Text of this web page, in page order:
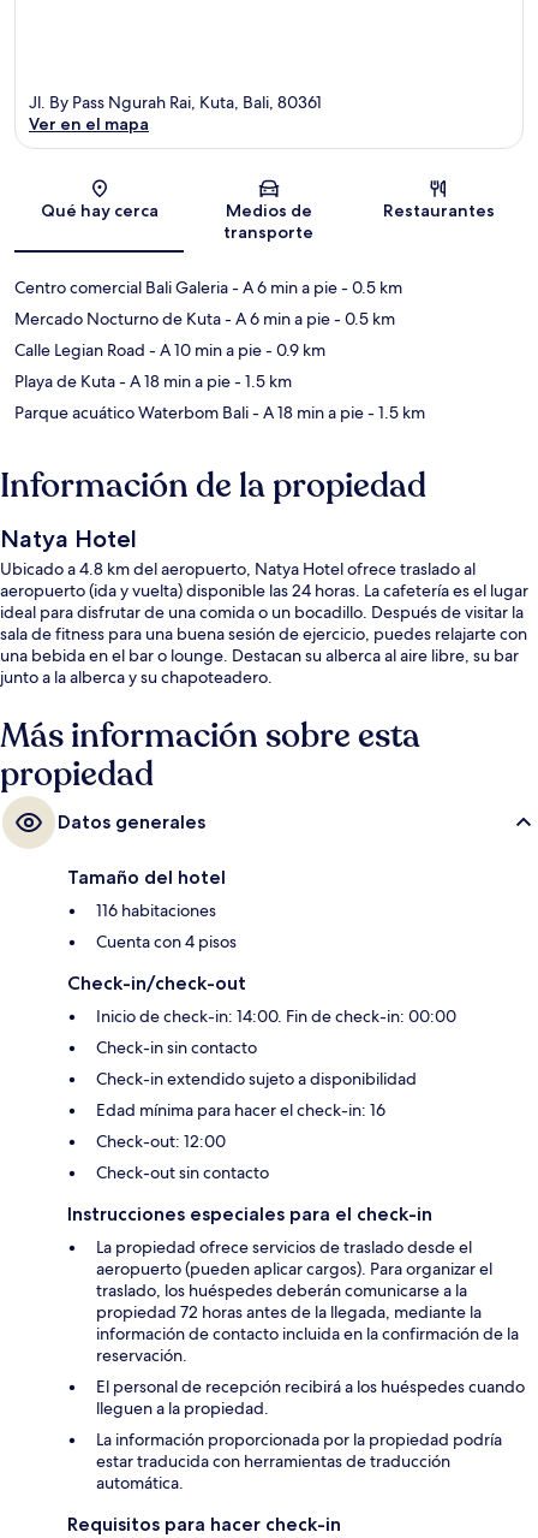
Sección del mapa
Jl. By Pass Ngurah Rai, Kuta, Bali, 80361
Ver en el mapa
Qué hay cerca
Medios de
transporte
Restaurantes
Centro comercial Bali Galeria- A 6 min a pie- 0.5 km
Mercado Nocturno de Kuta- A 6 min a pie- 0.5 km
Calle Legian Road - A 10 min a pie- 0.9 km
Playa de Kuta- A 18 min a pie- 1.5 km
Parque acuático Waterbom Bali- A 18 min a pie- 1.5 km
Información de la propiedad
Natya Hotel
Ubicado a 4.8 km del aeropuerto, Natya Hotel ofrece traslado al
aeropuerto (ida y vuelta) disponible las 24 horas. La cafetería es el lugar
ideal para disfrutar de una comida o un bocadillo. Después de visitar la
sala de fitness para una buena sesión de ejercicio, puedes relajarte con
una bebida en el bar o lounge. Destacan su alberca al aire libre, su bar
junto a la alberca y su chapoteadero.
Más información sobre esta
propiedad
Datos generales
Tamaño del hotel
116 habitaciones
Cuenta con 4 pisos
Check-in/check-out
Inicio de check-in: 14:00. Fin de check-in: 00:00
Check-in sin contacto
Check-in extendido sujeto a disponibilidad
Edad mínima para hacer el check-in: 16
Check-out: 12:00
Check-out sin contacto
Instrucciones especiales para el check-in
La propiedad ofrece servicios de traslado desde el
aeropuerto (pueden aplicar cargos). Para organizar el
traslado, los huéspedes deberán comunicarse a la
propiedad 72 horas antes de la llegada, mediante la
información de contacto incluida en la confirmación de la
reservación.
El personal de recepción recibirá a los huéspedes cuando
lleguen a la propiedad.
La información proporcionada por la propiedad podría
estar traducida con herramientas de traducción
automática.
Requisitos para hacer check-in